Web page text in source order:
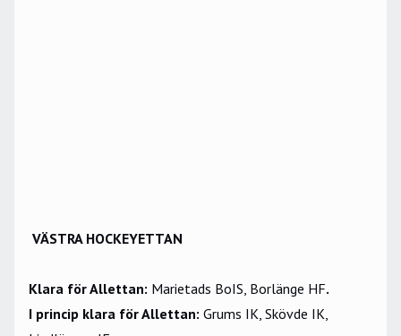
VÄSTRA HOCKEYETTAN
Klara för Allettan: Marietads BoIS, Borlänge HF.
I princip klara för Allettan: Grums IK, Skövde IK,